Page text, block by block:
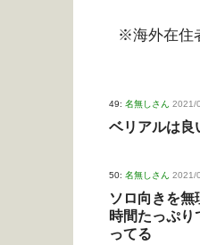
※海外在住
49: 名無しさん 2021/
ベリアルは良
50: 名無しさん 2021/
ソロ向きを
時間たっぷ
ってる